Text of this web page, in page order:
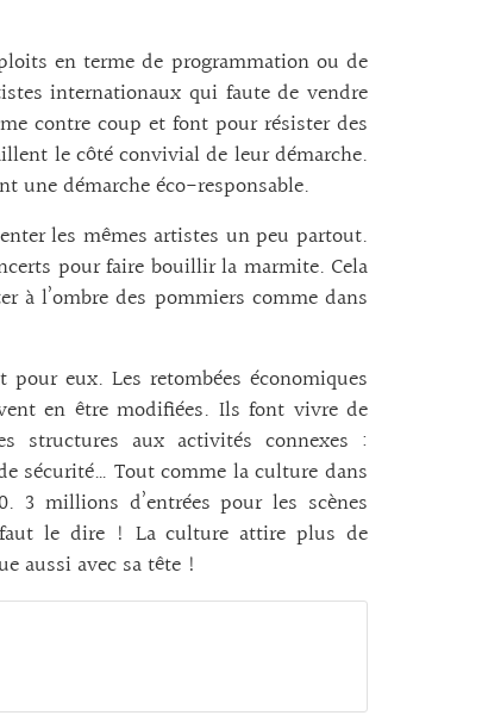
en terme de programmation ou de
internationaux qui faute de vendre
contre coup et font pour résister des
le côté convivial de leur démarche.
une démarche éco-responsable.
les mêmes artistes un peu partout.
pour faire bouillir la marmite. Cela
à l’ombre des pommiers comme dans
eux. Les retombées économiques
en être modifiées. Ils font vivre de
structures aux activités connexes :
sécurité… Tout comme la culture dans
3 millions d’entrées pour les scènes
le dire ! La culture attire plus de
aussi avec sa tête !